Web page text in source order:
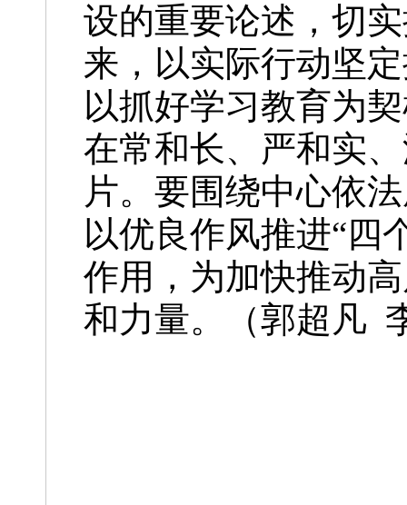
设的重要论述，切
来，以实际行动坚
以抓好学习教育为
在常和长、严和实
片。要围绕中心依
以优良作风推进“四
作用，为加快推动
和力量。
（郭超凡